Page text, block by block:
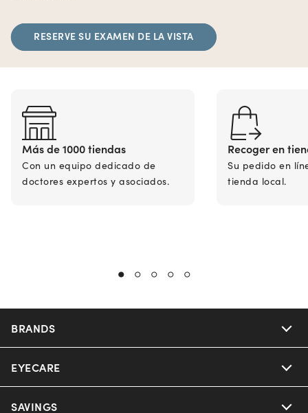
RESERVE SU EXAMEN DE LA VISTA
Más de 1000 tiendas
Con un equipo dedicado de
doctores expertos y asociados.
Recoger en
Su pedido en
tienda local.
BRANDS
Nuance Audio
Ray-Ban
EYECARE
Our Eyeglasses
SAVINGS